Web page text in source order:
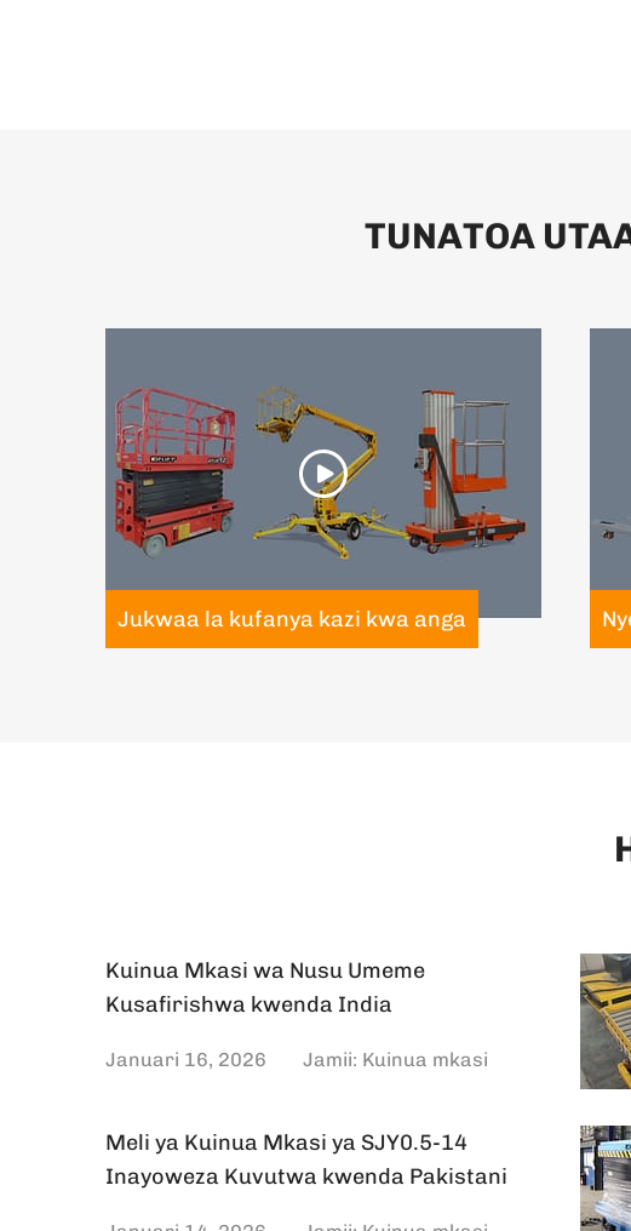
TUNATOA
Jukwaa la kufanya kazi kwa anga
Kuinua Mkasi wa Nusu Umeme
Kusafirishwa kwenda India
Januari 16, 2026 Jamii: Kuinua mkasi
Meli ya Kuinua Mkasi ya SJY0.5-14
Inayoweza Kuvutwa kwenda Pakistani